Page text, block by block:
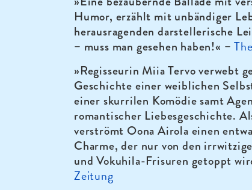
Humor, erzählt mit unbändiger
herausragenden darstellerische
– muss man gesehen haben!« –
»Regisseurin Miia Tervo verwebt
Geschichte einer weiblichen
einer skurrilen Komödie samt
romantischer Liebesgeschichte.
verströmt Oona Airola einen
Charme, der nur von den
und Vokuhila-Frisuren getoppt
Zeitung